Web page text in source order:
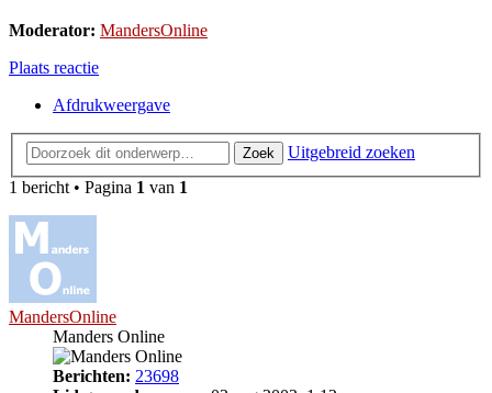
Moderator: MandersOnline
Plaats reactie
Afdrukweergave
Zoek
Uitgebreid zoeken
1 bericht • Pagina 1 van 1
MandersOnline
Manders Online
Berichten: 23698